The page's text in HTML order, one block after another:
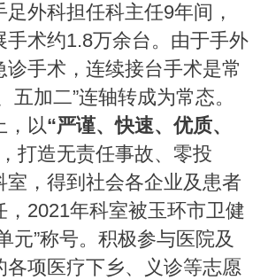
外科担任科主任9年间，
手术约1.8万余台。由于手外
诊手术，连续接台手术是常
五加二”连轴转成为常态。
，以“严谨、快速、优质、
打造无责任事故、零投
室，得到社会各企业及患者
，2021年科室被玉环市卫健
元”称号。积极参与医院及
各项医疗下乡、义诊等志愿